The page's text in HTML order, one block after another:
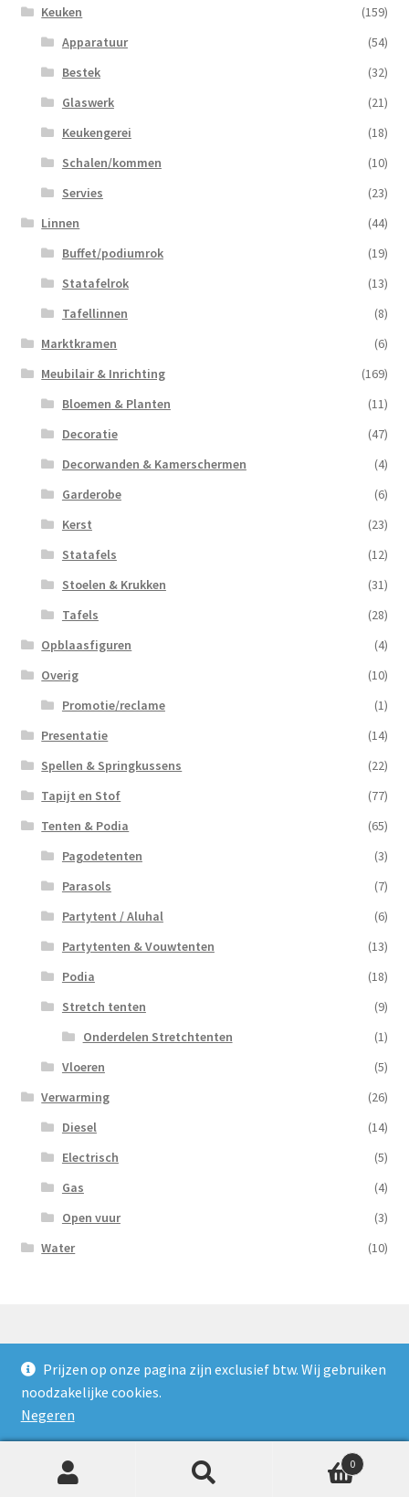
Prijzen op onze pagina zijn exclusief btw. Wij gebruiken
noodzakelijke cookies.
Negeren
Keuken
(159)
Apparatuur
(54)
Bestek
(32)
Glaswerk
(21)
Keukengerei
(18)
Schalen/kommen
(10)
Servies
(23)
Linnen
(44)
Buffet/podiumrok
(19)
Statafelrok
(13)
Tafellinnen
(8)
Marktkramen
(6)
Meubilair & Inrichting
(169)
Bloemen & Planten
(11)
Decoratie
(47)
Decorwanden & Kamerschermen
(4)
Garderobe
(6)
Kerst
(23)
Statafels
(12)
Stoelen & Krukken
(31)
Tafels
(28)
Opblaasfiguren
(4)
Overig
(10)
Promotie/reclame
(1)
Presentatie
(14)
Spellen & Springkussens
(22)
Tapijt en Stof
(77)
Tenten & Podia
(65)
Pagodetenten
(3)
Parasols
(7)
Partytent / Aluhal
(6)
Partytenten & Vouwtenten
(13)
Podia
(18)
Stretch tenten
(9)
Onderdelen Stretchtenten
(1)
Vloeren
(5)
Verwarming
(26)
Diesel
(14)
Electrisch
(5)
Gas
(4)
Open vuur
(3)
Water
(10)
© Nooijens Verhuur 2026
Privacybeleid
Gebouwd met WooCommerce
0